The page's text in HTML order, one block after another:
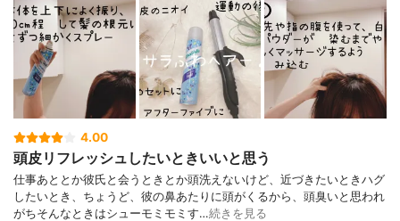
4.00
頭皮リフレッシュしたいときいいと思う
仕事あととか彼氏と会うときとか頭洗えないけど、近づきたいときハグ
したいとき、ちょうど、彼の鼻あたりに頭がくるから、頭臭いと思われ
がちそんなときはシューモミモミす…続きを見る